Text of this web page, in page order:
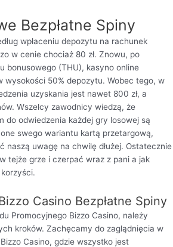
Bezpłatne Spiny
wpłaceniu depozytu na rachunek
w cenie chociaż 80 zł. Znowu, po
bonusowego (THU), kasyno online
wysokości 50% depozytu. Wobec tego, w
uzyskania jest nawet 800 zł, a
Wszelcy zawodnicy wiedzą, że
do odwiedzenia każdej gry losowej są
swego wariantu kartą przetargową,
naszą uwagę na chwilę dłużej. Ostatecznie
tejże grze i czerpać wraz z pani a jak
Casino Bezpłatne Spiny
Promocyjnego Bizzo Casino, należy
kroków. Zachęcamy do zaglądnięcia w
Casino, gdzie wszystko jest